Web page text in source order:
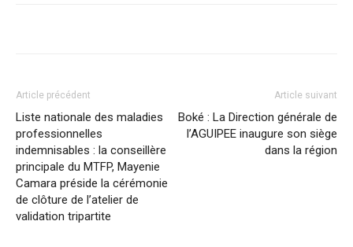
Article précédent
Liste nationale des maladies
professionnelles
indemnisables : la conseillère
principale du MTFP, Mayenie
Camara préside la cérémonie
de clôture de l’atelier de
validation tripartite
Article suivant
Boké : La Direction générale de
l’AGUIPEE inaugure son siège
dans la région